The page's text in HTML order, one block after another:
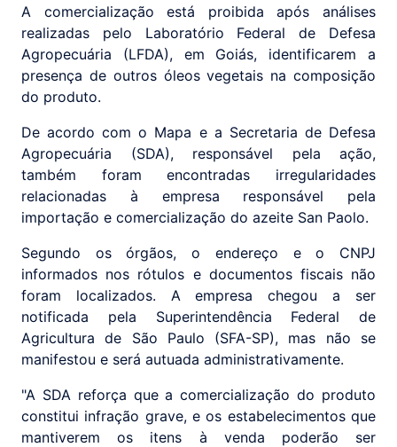
A comercialização está proibida após análises
realizadas pelo Laboratório Federal de Defesa
Agropecuária (LFDA), em Goiás, identificarem a
presença de outros óleos vegetais na composição
do produto.
De acordo com o Mapa e a Secretaria de Defesa
Agropecuária (SDA), responsável pela ação,
também foram encontradas irregularidades
relacionadas à empresa responsável pela
importação e comercialização do azeite San Paolo.
Segundo os órgãos, o endereço e o CNPJ
informados nos rótulos e documentos fiscais não
foram localizados. A empresa chegou a ser
notificada pela Superintendência Federal de
Agricultura de São Paulo (SFA-SP), mas não se
manifestou e será autuada administrativamente.
"A SDA reforça que a comercialização do produto
constitui infração grave, e os estabelecimentos que
mantiverem os itens à venda poderão ser